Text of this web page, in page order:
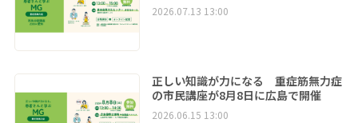
2026.07.13 13:00
正しい知識が力になる 重症筋無力症
の市民講座が8月8日に広島で開催
2026.06.15 13:00